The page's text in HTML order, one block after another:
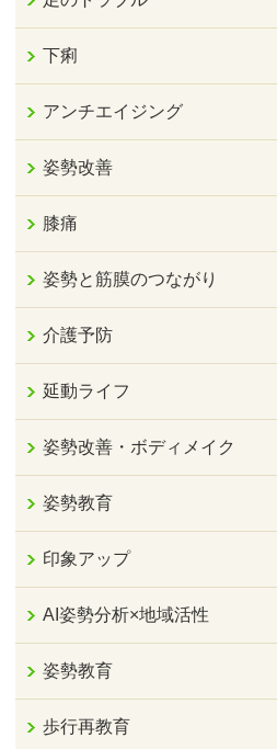
下痢
アンチエイジング
姿勢改善
膝痛
姿勢と筋膜のつながり
介護予防
延動ライフ
姿勢改善・ボディメイク
姿勢教育
印象アップ
AI姿勢分析×地域活性
姿勢教育
歩行再教育